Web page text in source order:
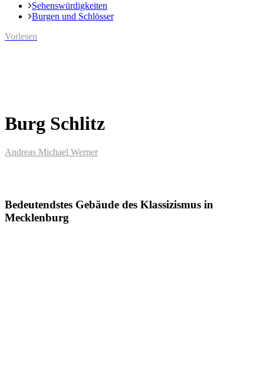
Sehenswürdigkeiten
Burgen und Schlösser
Vorlesen
Burg Schlitz
Andreas Michael Werner
Bedeutendstes Gebäude des Klassizismus in
Mecklenburg